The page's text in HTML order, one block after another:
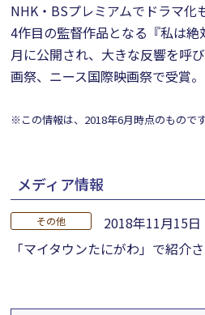
NHK・BSプレミアムでドラマ化
4作目の監督作品となる『私は
月に公開され、大きな反響を呼
画祭、ニース国際映画祭で受賞。
※この情報は、2018年6月時点のものです
メディア情報
その他
2018年11月15日
「マイタウンたにがわ」で紹介さ